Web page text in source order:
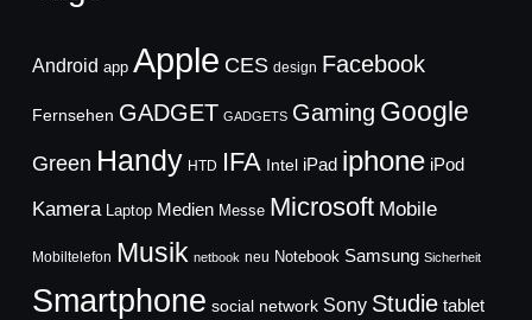
Android app Apple CES design Facebook
Fernsehen GADGET GADGETS Gaming Google
Green Handy HTD IFA Intel iPad iphone iPod
Kamera Laptop Medien Messe Microsoft Mobile
Mobiltelefon Musik netbook neu Notebook Samsung Sicherheit
Smartphone social network Sony Studie tablet